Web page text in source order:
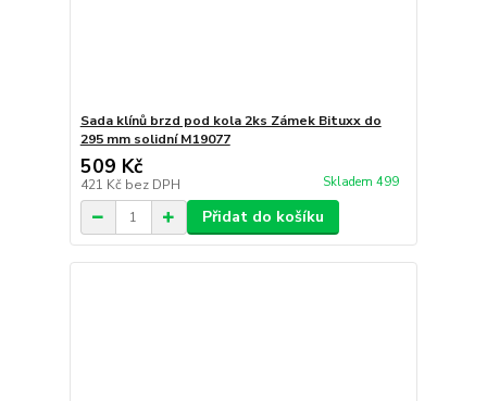
Sada klínů brzd pod kola 2ks Zámek Bituxx do
295 mm solidní M19077
509 Kč
421 Kč bez DPH Skladem 499
Přidat do košíku